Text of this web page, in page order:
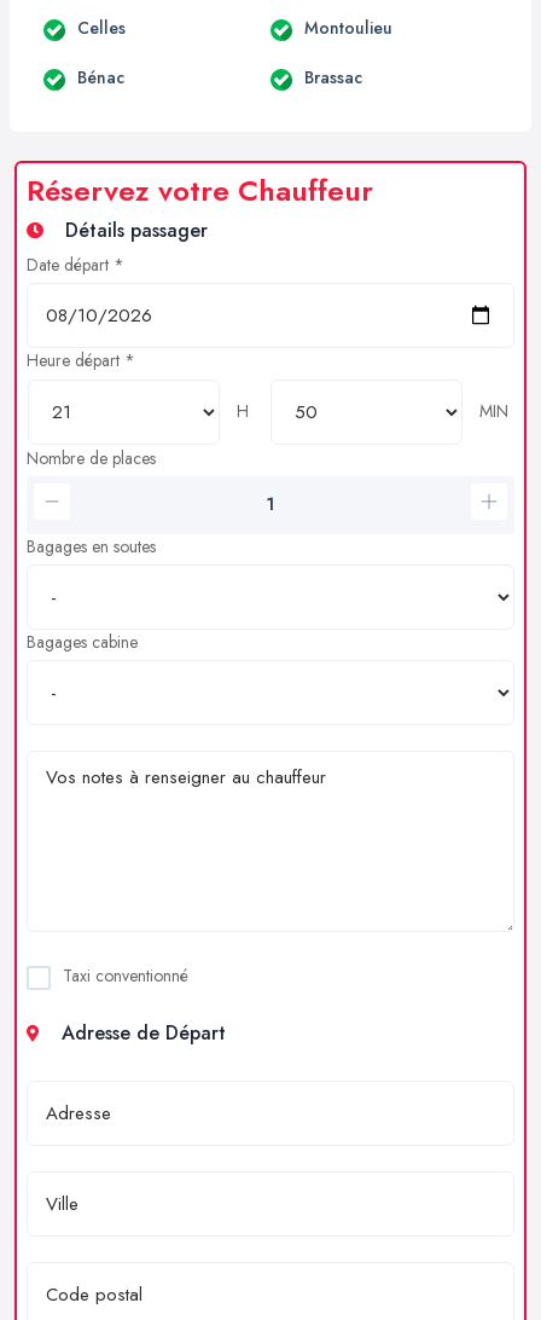
Celles Montoulieu
Bénac Brassac
Réservez votre Chauffeur
Détails passager
Date départ *
Heure départ *
H
MIN
Nombre de places
Bagages en soutes
Bagages cabine
Taxi conventionné
Adresse de Départ